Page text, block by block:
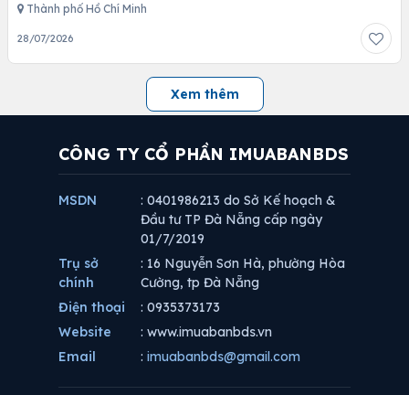
Thành phố Hồ Chí Minh
28/07/2026
Xem thêm
CÔNG TY CỔ PHẦN IMUABANBDS
MSDN
: 0401986213 do Sở Kế hoạch &
Đầu tư TP Đà Nẵng cấp ngày
01/7/2019
Trụ sở
chính
: 16 Nguyễn Sơn Hà, phường Hòa
Cường, tp Đà Nẵng
Điện thoại
: 0935373173
Website
: www.imuabanbds.vn
Email
: imuabanbds@gmail.com